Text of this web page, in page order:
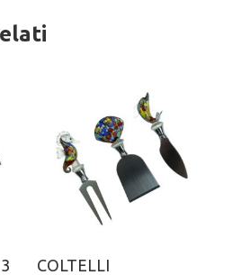
Aggiungi al carrello
COLTELLI